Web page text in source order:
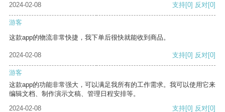
2024-02-08 支持[0] 反对[0]
游客
这款app的物流非常快捷，我下单后很快就能收到商品。
2024-02-08 支持[0] 反对[0]
游客
这款app的功能非常强大，可以满足我所有的工作需求。我可以使用它来
编辑文档、制作演示文稿、管理日程安排等。
2024-02-08
支持[0] 反对[0]